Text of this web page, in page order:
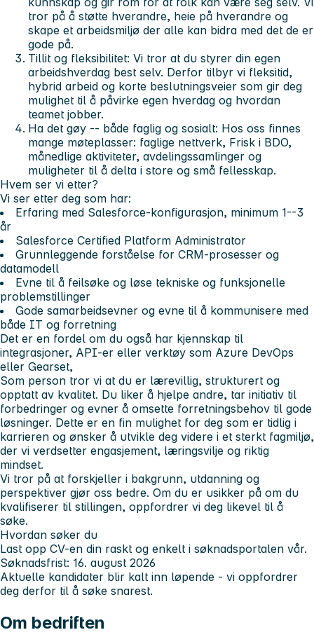
tror på å støtte hverandre, heie på hverandre og
skape et arbeidsmiljø der alle kan bidra med det de er
gode på.
Tillit og fleksibilitet: Vi tror at du styrer din egen
arbeidshverdag best selv. Derfor tilbyr vi fleksitid,
hybrid arbeid og korte beslutningsveier som gir deg
mulighet til å påvirke egen hverdag og hvordan
teamet jobber.
Ha det gøy -- både faglig og sosialt: Hos oss finnes
mange møteplasser: faglige nettverk, Frisk i BDO,
månedlige aktiviteter, avdelingssamlinger og
muligheter til å delta i store og små fellesskap.
Hvem ser vi etter?
Vi ser etter deg som har:
Erfaring med Salesforce-konfigurasjon, minimum 1--3
år
Salesforce Certified Platform Administrator
Grunnleggende forståelse for CRM-prosesser og
datamodell
Evne til å feilsøke og løse tekniske og funksjonelle
problemstillinger
Gode samarbeidsevner og evne til å kommunisere med
både IT og forretning
Det er en fordel om du også har kjennskap til
integrasjoner, API-er eller verktøy som Azure DevOps
eller Gearset,
Som person tror vi at du er lærevillig, strukturert og
opptatt av kvalitet. Du liker å hjelpe andre, tar initiativ til
forbedringer og evner å omsette forretningsbehov til gode
løsninger. Dette er en fin mulighet for deg som er tidlig i
karrieren og ønsker å utvikle deg videre i et sterkt fagmiljø,
der vi verdsetter engasjement, læringsvilje og riktig
mindset.
Vi tror på at forskjeller i bakgrunn, utdanning og
perspektiver gjør oss bedre. Om du er usikker på om du
kvalifiserer til stillingen, oppfordrer vi deg likevel til å
søke.
Hvordan søker du
Last opp CV-en din raskt og enkelt i søknadsportalen vår.
Søknadsfrist: 16. august 2026
Aktuelle kandidater blir kalt inn løpende - vi oppfordrer
deg derfor til å søke snarest.
Om bedriften